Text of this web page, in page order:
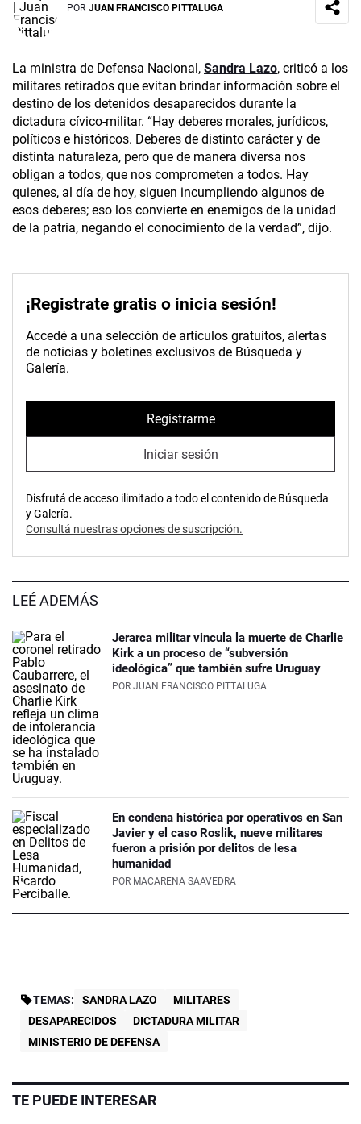
POR JUAN FRANCISCO PITTALUGA
La ministra de Defensa Nacional, Sandra Lazo, criticó a los
militares retirados que evitan brindar información sobre el
destino de los detenidos desaparecidos durante la
dictadura cívico-militar. “Hay deberes morales, jurídicos,
políticos e históricos. Deberes de distinto carácter y de
distinta naturaleza, pero que de manera diversa nos
obligan a todos, que nos comprometen a todos. Hay
quienes, al día de hoy, siguen incumpliendo algunos de
esos deberes; eso los convierte en enemigos de la unidad
de la patria, negando el conocimiento de la verdad”, dijo.
¡Registrate gratis o inicia sesión!
Accedé a una selección de artículos gratuitos, alertas
de noticias y boletines exclusivos de Búsqueda y
Galería.
Registrarme
Iniciar sesión
Disfrutá de acceso ilimitado a todo el contenido de Búsqueda
y Galería.
Consultá nuestras opciones de suscripción.
LEÉ ADEMÁS
Jerarca militar vincula la muerte de Charlie
Kirk a un proceso de “subversión
ideológica” que también sufre Uruguay
POR JUAN FRANCISCO PITTALUGA
En condena histórica por operativos en San
Javier y el caso Roslik, nueve militares
fueron a prisión por delitos de lesa
humanidad
POR MACARENA SAAVEDRA
TEMAS: SANDRA LAZO
MILITARES
DESAPARECIDOS
DICTADURA MILITAR
MINISTERIO DE DEFENSA
TE PUEDE INTERESAR